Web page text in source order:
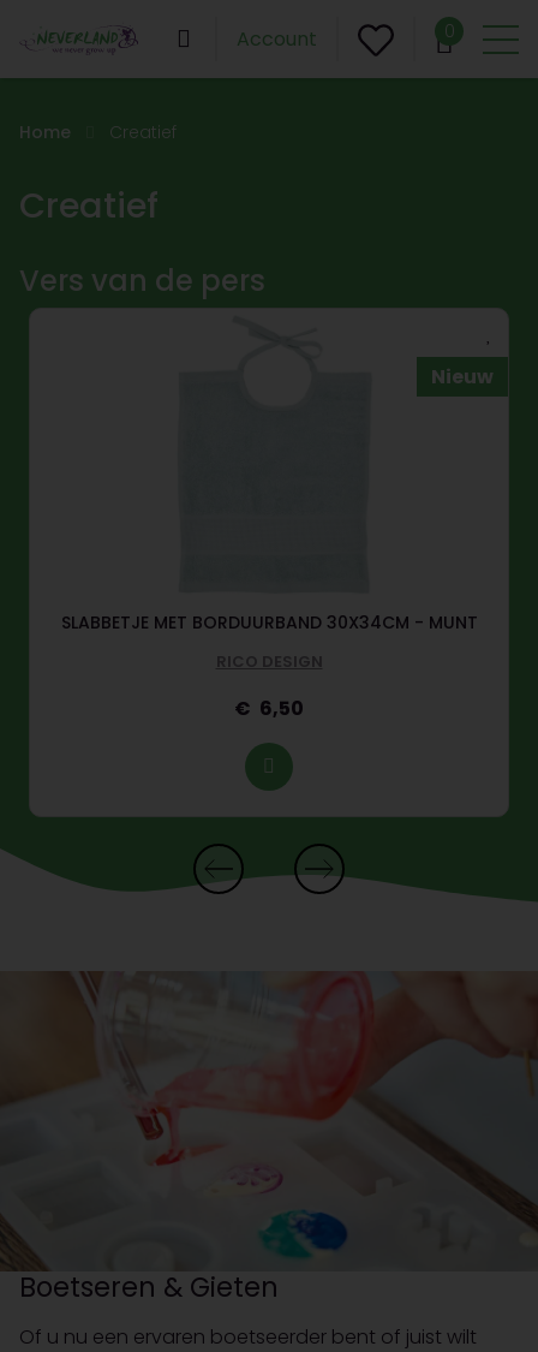
Account 0
Home Creatief
Creatief
Vers van de pers
Nieuw
SLABBETJE MET BORDUURBAND 30X34CM - MUNT
RICO DESIGN
6,50
Boetseren & Gieten
Of u nu een ervaren boetseerder bent of juist wilt